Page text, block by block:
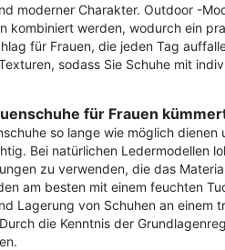
moderner Charakter. Outdoor -
kombiniert werden, wodurch ein
für Frauen, die jeden Tag
sodass Sie Schuhe mit
für Frauen
so lange wie möglich
Bei natürlichen Ledermodellen
zu verwenden, die das
am besten mit einem feuchten
Lagerung von Schuhen an einem
die Kenntnis der